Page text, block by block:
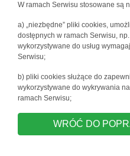
W ramach Serwisu stosowane są
a) „niezbędne” pliki cookies,
dostępnych w ramach Serwisu,
wykorzystywane do usług
Serwisu;
b) pliki cookies służące do
wykorzystywane do wykrywania
ramach Serwisu;
WRÓĆ DO